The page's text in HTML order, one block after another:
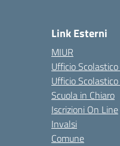
Link Esterni
MIUR
Ufficio
Ufficio
Scuola in Chiaro
Iscrizioni On Line
Invalsi
Comune